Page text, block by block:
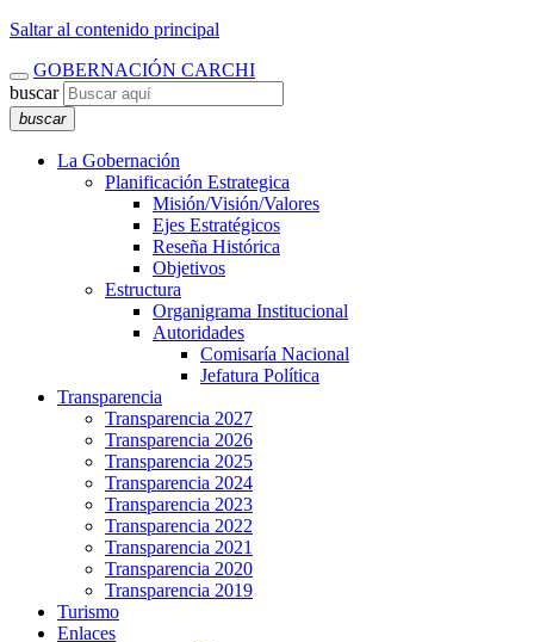
Saltar al contenido principal
GOBERNACIÓN CARCHI
buscar
buscar
La Gobernación
Planificación Estrategica
Misión/Visión/Valores
Ejes Estratégicos
Reseña Histórica
Objetivos
Estructura
Organigrama Institucional
Autoridades
Comisaría Nacional
Jefatura Política
Transparencia
Transparencia 2027
Transparencia 2026
Transparencia 2025
Transparencia 2024
Transparencia 2023
Transparencia 2022
Transparencia 2021
Transparencia 2020
Transparencia 2019
Turismo
Enlaces